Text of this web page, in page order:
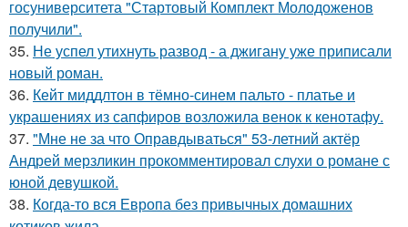
госуниверситета "Стартовый Комплект Молодоженов
получили".
35. Не успел утихнуть развод - а джигану уже приписали
новый роман.
36. Кейт миддлтон в тёмно-синем пальто - платье и
украшениях из сапфиров возложила венок к кенотафу.
37. "Мне не за что Оправдываться" 53-летний актёр
Андрей мерзликин прокомментировал слухи о романе с
юной девушкой.
38. Когда-то вся Европа без привычных домашних